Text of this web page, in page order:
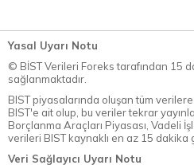
Yasal Uyarı Notu
© BİST Verileri Foreks tarafından 15
sağlanmaktadır.
BIST piyasalarında oluşan tüm
BIST'e ait olup, bu veriler tekrar
Borçlanma Araçları Piyasası, Vadeli
verileri BIST kaynaklı en az 15 dakika
Veri Sağlayıcı Uyarı Notu